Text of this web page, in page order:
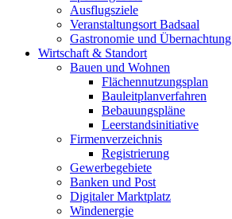
Ausflugsziele
Veranstaltungsort Badsaal
Gastronomie und Übernachtung
Wirtschaft & Standort
Bauen und Wohnen
Flächennutzungsplan
Bauleitplanverfahren
Bebauungspläne
Leerstandsinitiative
Firmenverzeichnis
Registrierung
Gewerbegebiete
Banken und Post
Digitaler Marktplatz
Windenergie